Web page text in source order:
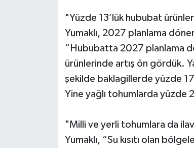
"Yüzde 13’lük hububat
Yumaklı, 2027 planlama
“Hububatta 2027 planlama
ürünlerinde artış ön gördük.
şekilde baklagillerde yüzde
Yine yağlı tohumlarda yüzde
"Milli ve yerli tohumlara da
Yumaklı, “Su kısıtı olan